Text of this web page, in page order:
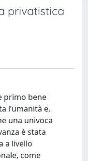
privatistica
primo bene
l’umanità e,
una univoca
è stata
a livello
come